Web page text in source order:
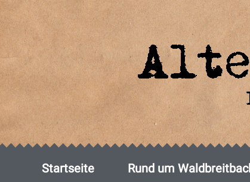
Zum
Inhalt
springen
Startseite Rund um